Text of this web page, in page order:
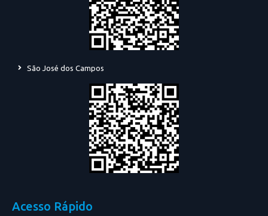
São José dos Campos
Acesso Rápido